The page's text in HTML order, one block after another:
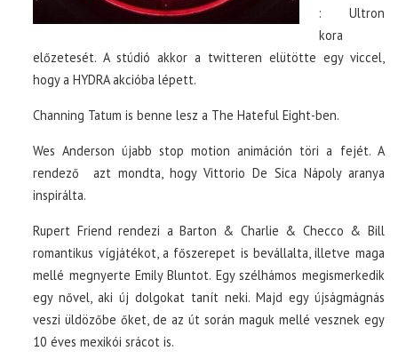
: Ultron
kora
előzetesét. A stúdió akkor a twitteren elütötte egy viccel,
hogy a HYDRA akcióba lépett.
Channing Tatum is benne lesz a The Hateful Eight-ben.
Wes Anderson újabb stop motion animáción töri a fejét. A
rendező azt mondta, hogy Vittorio De Sica Nápoly aranya
inspirálta.
Rupert Friend rendezi a Barton & Charlie & Checco & Bill
romantikus vígjátékot, a főszerepet is bevállalta, illetve maga
mellé megnyerte Emily Bluntot. Egy szélhámos megismerkedik
egy nővel, aki új dolgokat tanít neki. Majd egy újságmágnás
veszi üldözőbe őket, de az út során maguk mellé vesznek egy
10 éves mexikói srácot is.